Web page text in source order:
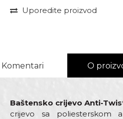
Uporedite proizvod
Komentari O
Baštensko crijevo Anti-
crijevo sa poliesterskom